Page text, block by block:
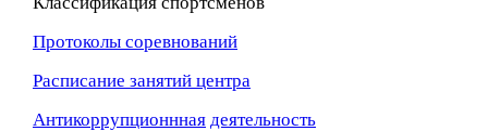
Протоколы соревнований
Расписание занятий центра
Антикоррупционнная деятельность